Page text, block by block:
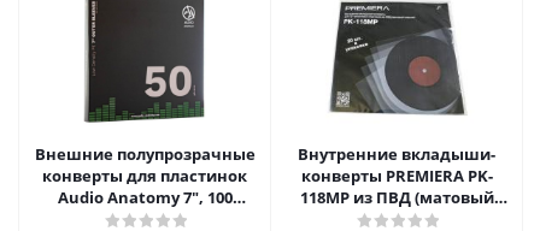
Внешние полупрозрачные
конверты для пластинок
Audio Anatomy 7", 100
микрон, полиэтилен (50 шт)
Внутренние вкладыши-
конверты PREMIERA PK-
118MP из ПВД (матовый
пластик) для 12" виниловых